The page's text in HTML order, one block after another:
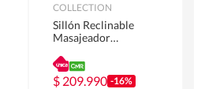
COLLECTION
Sillón Reclinable
Masajeador
Atlanta 91x101x94
cm Negro
$ 209.990 -16%